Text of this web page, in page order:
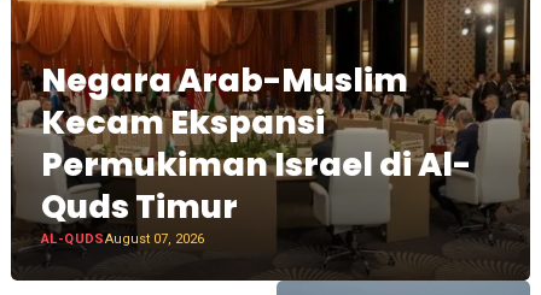
Negara Arab-Muslim
Kecam Ekspansi
Permukiman Israel di Al-
Quds Timur
AL-QUDSAugust 07, 2026